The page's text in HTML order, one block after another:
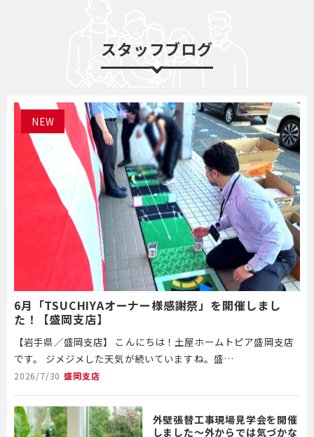
スタッフブログ
NEW
6月「TSUCHIYAオーナー様感謝祭」を開催しまし
た！【盛岡支店】
【岩手県／盛岡支店】 こんにちは！土屋ホームトピア盛岡支店
です。 ジメジメした天気が続いていますね。盛…
2026/7/30 盛岡支店
外壁張替工事現場見学会を開催
しました～外からでは気づかな